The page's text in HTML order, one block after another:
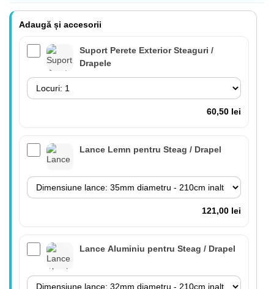
Adaugă și accesorii
Suport Perete Exterior Steaguri /
Drapele
60,50 lei
Lance Lemn pentru Steag / Drapel
121,00 lei
Lance Aluminiu pentru Steag / Drapel